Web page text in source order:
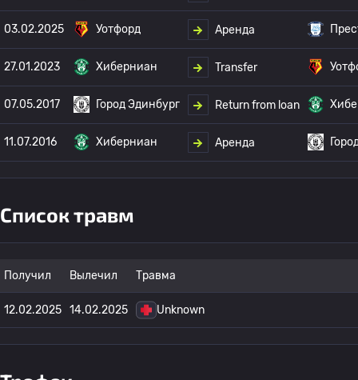
03.02.2025 Уотфорд Аренда
27.01.2023 Хиберниан Transfer
07.05.2017 Город Эдинбург Return from loan
11.07.2016 Хиберниан Аренда
Список травм
Получил Вылечил Травма
12.02.2025 14.02.2025 Unknown